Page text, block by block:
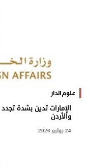
علوم الدار
الإمارات تدين بشدة
والأردن
24 يوليو 2026